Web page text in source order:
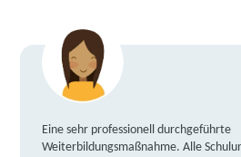
Eine sehr professionell durchgeführte
Weiterbildungsmaßnahme. Alle